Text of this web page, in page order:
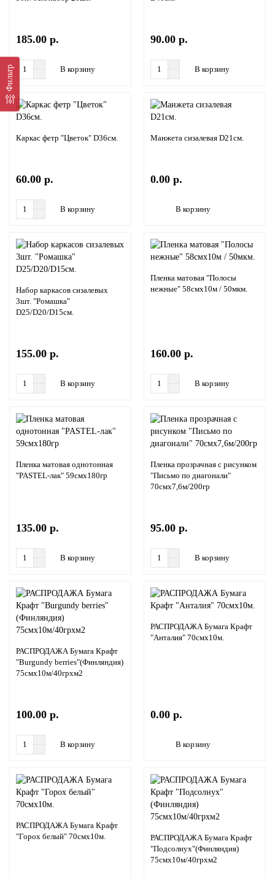
Фильтр
185.00 р.
В корзину
90.00 р.
В корзину
Каркас фетр "Цветок" D36см.
60.00 р.
В корзину
Манжета сизалевая D21см.
0.00 р.
В корзину
Набор каркасов сизалевых
3шт. "Ромашка"
D25/D20/D15см.
155.00 р.
В корзину
Пленка матовая "Полосы
нежные" 58смх10м / 50мкм.
160.00 р.
В корзину
Пленка матовая однотонная
"PASTEL-лак" 59смх180гр
135.00 р.
В корзину
Пленка прозрачная с рисунком
"Письмо по диагонали"
70смх7,6м/200гр
95.00 р.
В корзину
РАСПРОДАЖА Бумага Крафт
"Burgundy berries"(Финляндия)
75смх10м/40грхм2
100.00 р.
В корзину
РАСПРОДАЖА Бумага Крафт
"Анталия" 70смх10м.
0.00 р.
В корзину
РАСПРОДАЖА Бумага Крафт
"Горох белый" 70смх10м.
РАСПРОДАЖА Бумага Крафт
"Подсолнух"(Финляндия)
75смх10м/40грхм2